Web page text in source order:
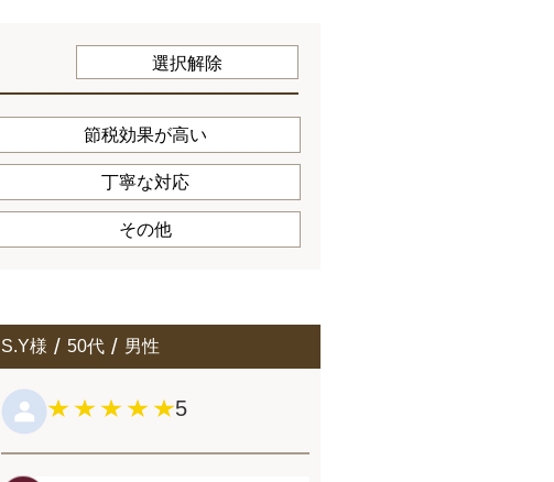
選択解除
節税効果が高い
丁寧な対応
その他
S.Y様 50代 男性
5